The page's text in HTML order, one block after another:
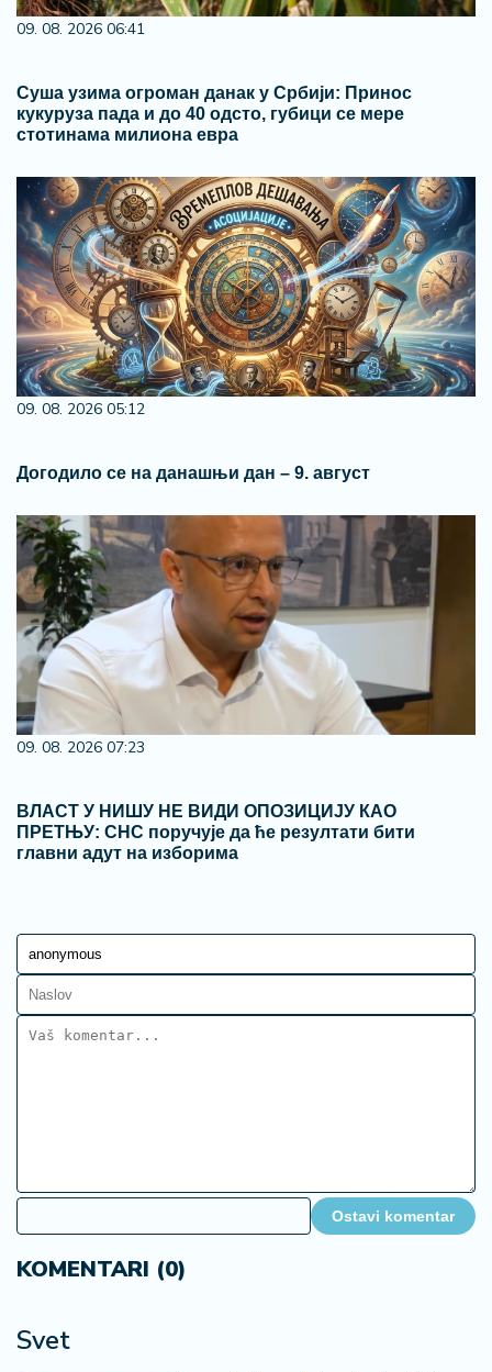
09. 08. 2026 06:41
Суша узима огроман данак у Србији: Принос
кукуруза пада и до 40 одсто, губици се мере
стотинама милиона евра
09. 08. 2026 05:12
Догодило се на данашњи дан – 9. август
09. 08. 2026 07:23
ВЛАСТ У НИШУ НЕ ВИДИ ОПОЗИЦИЈУ КАО
ПРЕТЊУ: СНС поручује да ће резултати бити
главни адут на изборима
Ostavi komentar
KOMENTARI (0)
Svet